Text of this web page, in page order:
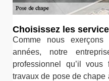
Choisissez les
Comme nous
années, notre
professionnel qu’il
travaux de pose de